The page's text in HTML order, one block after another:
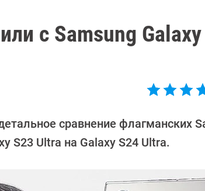
с Samsung
сравнение флагманских
S23 Ultra на Galaxy S24 Ultra.